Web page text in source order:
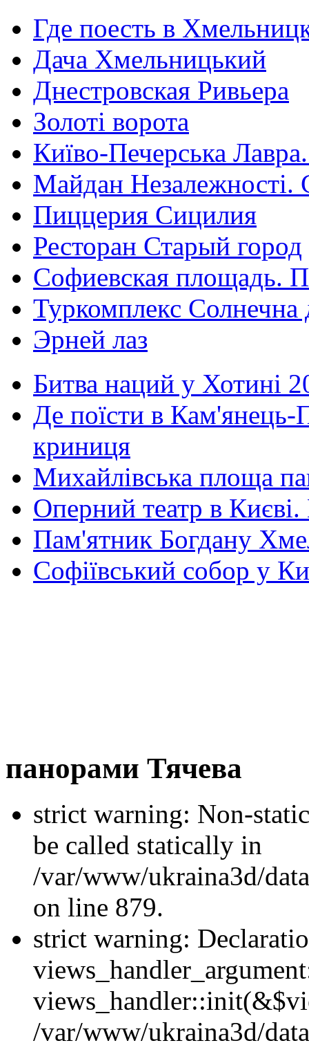
Где поесть в
Дача Хмельницький
Днестровская Ривьера
Золоті ворота
Київо-Печерська
Майдан Незалежності.
Пиццерия Сицилия
Ресторан Старый город
Софиевская площадь.
Туркомплекс Солнечна
Эрней лаз
Битва наций у Хотині
Де поїсти в Кам'янець-
криниця
Михайлівська площа
Оперний театр в
Пам'ятник Богдану
Софіївський собор у
панорами Тячева
strict warning: Non-
be called statically in
/var/www/ukraina3d/
on line 879.
strict warning:
/var/www/ukraina3d/